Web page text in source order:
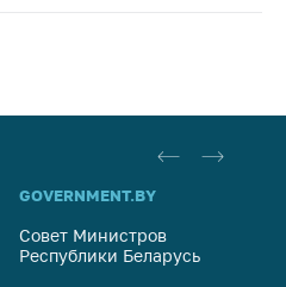
GOVERNMENT.BY
Совет Министров
Республики Беларусь